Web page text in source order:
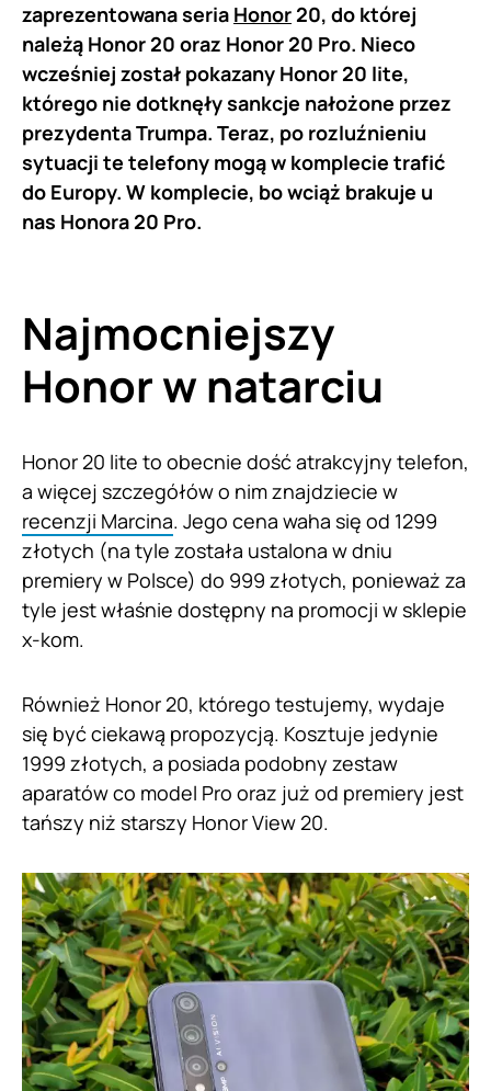
zaprezentowana seria Honor 20, do której
należą Honor 20 oraz Honor 20 Pro. Nieco
wcześniej został pokazany Honor 20 lite,
którego nie dotknęły sankcje nałożone przez
prezydenta Trumpa. Teraz, po rozluźnieniu
sytuacji te telefony mogą w komplecie trafić
do Europy. W komplecie, bo wciąż brakuje u
nas Honora 20 Pro.
Najmocniejszy
Honor w natarciu
Honor 20 lite to obecnie dość atrakcyjny telefon,
a więcej szczegółów o nim znajdziecie w
recenzji Marcina. Jego cena waha się od 1299
złotych (na tyle została ustalona w dniu
premiery w Polsce) do 999 złotych, ponieważ za
tyle jest właśnie dostępny na promocji w sklepie
x-kom.
Również Honor 20, którego testujemy, wydaje
się być ciekawą propozycją. Kosztuje jedynie
1999 złotych, a posiada podobny zestaw
aparatów co model Pro oraz już od premiery jest
tańszy niż starszy Honor View 20.